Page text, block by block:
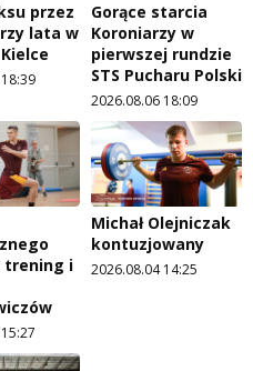
przez
lata w
Gorące starcia
Koroniarzy w
pierwszej rundzie
STS Pucharu Polski
2026.08.06 18:09
trening i
Michał Olejniczak
kontuzjowany
2026.08.04 14:25